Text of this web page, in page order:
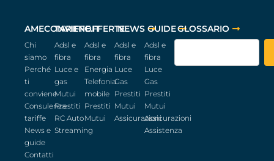
AMECONVIENE.IT
Chi
siamo
Perché
ti
conviene
Consulenza
tariffe
News e
guide
Contatti
TARIFFE
Adsl e
fibra
Luce e
gas
Mutui
Prestiti
RC Auto
Streaming
OFFERTE
Adsl e
fibra
Energia
Telefonia
mobile
Prestiti
Mutui
NEWS
Adsl e
fibra
Luce
Gas
Prestiti
Mutui
Assicurazioni
GUIDE
Adsl e
fibra
Luce
Gas
Prestiti
Mutui
Assicurazioni
Assistenza
GLOSSARIO